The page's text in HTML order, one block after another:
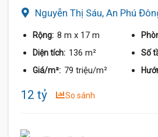
Nguyễn Thị Sáu, An Phú
Rộng: 8 m x 17 m
Diện tích: 136 m² Số
Giá/m²: 79 triệu/m²
12 tỷ So sánh